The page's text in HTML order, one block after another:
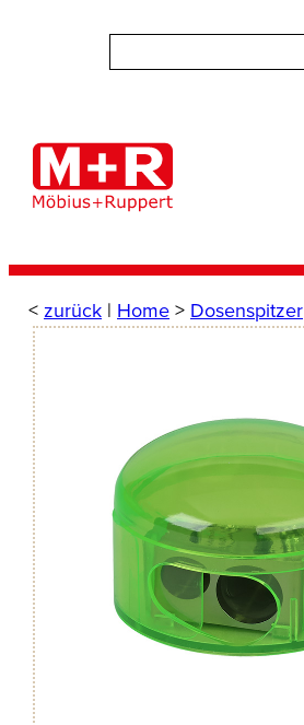
< zurück | Home> Dosenspitzer